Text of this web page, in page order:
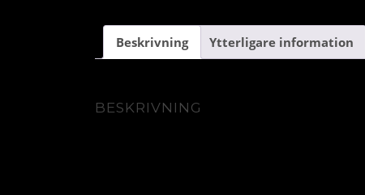
Beskrivning Ytterligare information
BESKRIVNING